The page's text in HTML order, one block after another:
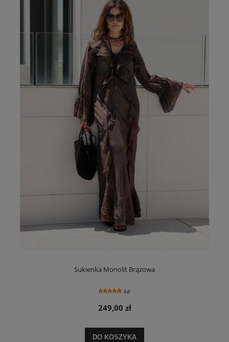
Sukienka Monolit Brązowa
5.0
249,00 zł
DO KOSZYKA